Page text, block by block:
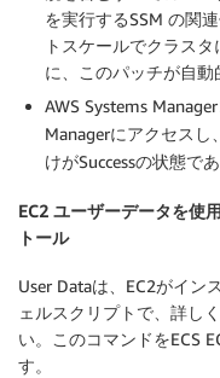
parameters :
DocumentType :
を実行するSSM の関
トスケールでクラス
に、このパッチが自動
AWS Systems
Managerにアクセスし、
けがSuccessの状態で
EC2 ユーザーデータを使
トール
User Dataは、EC2がイン
ェルスクリプトで、詳し
い。このコマンドをECS
す。